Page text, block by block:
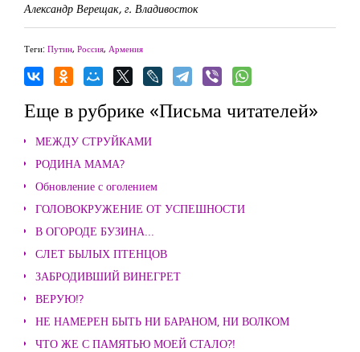
Александр Верещак, г. Владивосток
Теги: Путин, Россия, Армения
Еще в рубрике «Письма читателей»
МЕЖДУ СТРУЙКАМИ
РОДИНА МАМА?
Обновление с оголением
ГОЛОВОКРУЖЕНИЕ ОТ УСПЕШНОСТИ
В ОГОРОДЕ БУЗИНА...
СЛЕТ БЫЛЫХ ПТЕНЦОВ
ЗАБРОДИВШИЙ ВИНЕГРЕТ
ВЕРУЮ!?
НЕ НАМЕРЕН БЫТЬ НИ БАРАНОМ, НИ ВОЛКОМ
ЧТО ЖЕ С ПАМЯТЬЮ МОЕЙ СТАЛО?!